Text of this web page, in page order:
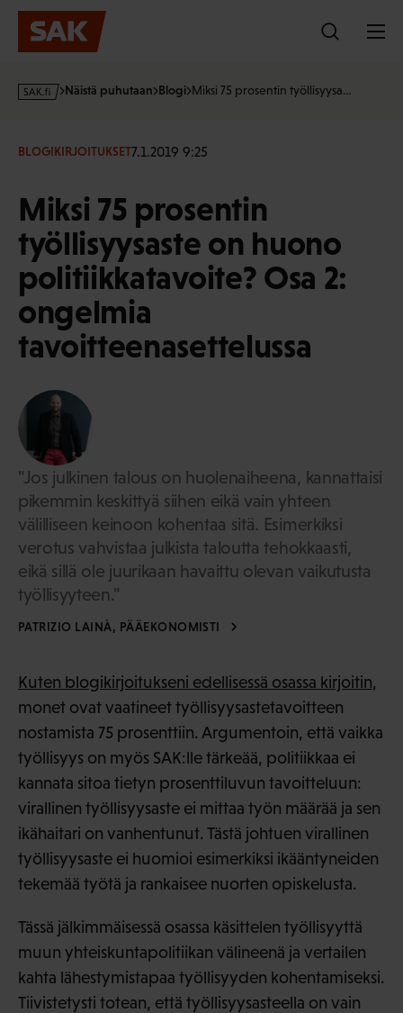
Hyppää
sisältöön
s
·
Näistä puhutaan Blogi Miksi 75 prosentin työllisyysa…
BLOGIKIRJOITUKSET7.1.2019 9:25
Miksi 75 prosentin
työllisyysaste on huono
politiikkatavoite? Osa 2:
ongelmia
tavoitteenasettelussa
"Jos julkinen talous on huolenaiheena, kannattaisi
pikemmin keskittyä siihen eikä vain yhteen
välilliseen keinoon kohentaa sitä. Esimerkiksi
verotus vahvistaa julkista taloutta tehokkaasti,
eikä sillä ole juurikaan havaittu olevan vaikutusta
työllisyyteen."
PATRIZIO LAINÀ, PÄÄEKONOMISTI
Kuten blogikirjoitukseni edellisessä osassa kirjoitin,
monet ovat vaatineet työllisyysastetavoitteen
nostamista 75 prosenttiin. Argumentoin, että vaikka
työllisyys on myös SAK:lle tärkeää, politiikkaa ei
kannata sitoa tietyn prosenttiluvun tavoitteluun:
virallinen työllisyysaste ei mittaa työn määrää ja sen
ikähaitari on vanhentunut. Tästä johtuen virallinen
työllisyysaste ei huomioi esimerkiksi ikääntyneiden
tekemää työtä ja rankaisee nuorten opiskelusta.
Tässä jälkimmäisessä osassa käsittelen työllisyyttä
muun yhteiskuntapolitiikan välineenä ja vertailen
kahta lähestymistapaa työllisyyden kohentamiseksi.
Tiivistetysti totean, että työllisyysasteella on vain